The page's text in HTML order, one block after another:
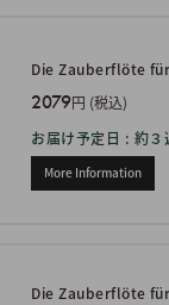
Die Zauberflöte
2079円 (税込)
お届け予定日 : 約３
More Information
Die Zauberflöte